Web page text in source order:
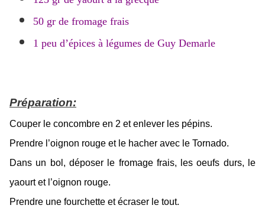
50 gr de fromage frais
1 peu d’épices à légumes de Guy Demarle
Préparation:
Couper le concombre en 2 et enlever les pépins.
Prendre l’oignon rouge et le hacher avec le Tornado.
Dans un bol, déposer le fromage frais, les oeufs durs, le
yaourt et l’oignon rouge.
Prendre une fourchette et écraser le tout.